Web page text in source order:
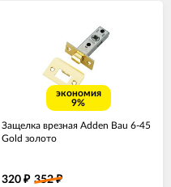
экономия
9%
Защелка врезная Adden Bau 6-45
Gold золото
320 ₽ 352₽